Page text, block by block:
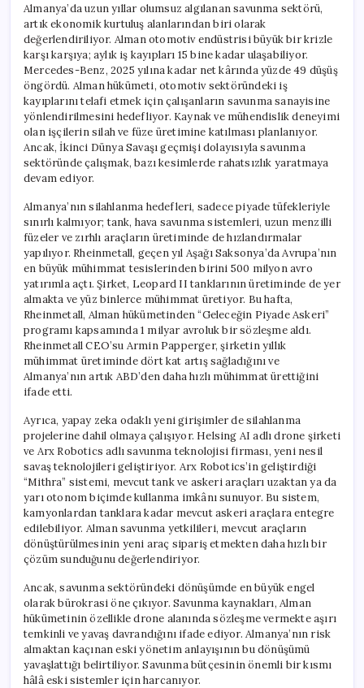
Almanya’da uzun yıllar olumsuz algılanan savunma sektörü,
artık ekonomik kurtuluş alanlarından biri olarak
değerlendiriliyor. Alman otomotiv endüstrisi büyük bir krizle
karşı karşıya; aylık iş kayıpları 15 bine kadar ulaşabiliyor.
Mercedes-Benz, 2025 yılına kadar net kârında yüzde 49 düşüş
öngördü. Alman hükümeti, otomotiv sektöründeki iş
kayıplarını telafi etmek için çalışanların savunma sanayisine
yönlendirilmesini hedefliyor. Kaynak ve mühendislik deneyimi
olan işçilerin silah ve füze üretimine katılması planlanıyor.
Ancak, İkinci Dünya Savaşı geçmişi dolayısıyla savunma
sektöründe çalışmak, bazı kesimlerde rahatsızlık yaratmaya
devam ediyor.
Almanya’nın silahlanma hedefleri, sadece piyade tüfekleriyle
sınırlı kalmıyor; tank, hava savunma sistemleri, uzun menzilli
füzeler ve zırhlı araçların üretiminde de hızlandırmalar
yapılıyor. Rheinmetall, geçen yıl Aşağı Saksonya’da Avrupa’nın
en büyük mühimmat tesislerinden birini 500 milyon avro
yatırımla açtı. Şirket, Leopard II tanklarının üretiminde de yer
almakta ve yüz binlerce mühimmat üretiyor. Bu hafta,
Rheinmetall, Alman hükümetinden “Geleceğin Piyade Askeri”
programı kapsamında 1 milyar avroluk bir sözleşme aldı.
Rheinmetall CEO’su Armin Papperger, şirketin yıllık
mühimmat üretiminde dört kat artış sağladığını ve
Almanya’nın artık ABD’den daha hızlı mühimmat ürettiğini
ifade etti.
Ayrıca, yapay zeka odaklı yeni girişimler de silahlanma
projelerine dahil olmaya çalışıyor. Helsing AI adlı drone şirketi
ve Arx Robotics adlı savunma teknolojisi firması, yeni nesil
savaş teknolojileri geliştiriyor. Arx Robotics’in geliştirdiği
“Mithra” sistemi, mevcut tank ve askeri araçları uzaktan ya da
yarı otonom biçimde kullanma imkânı sunuyor. Bu sistem,
kamyonlardan tanklara kadar mevcut askeri araçlara entegre
edilebiliyor. Alman savunma yetkilileri, mevcut araçların
dönüştürülmesinin yeni araç sipariş etmekten daha hızlı bir
çözüm sunduğunu değerlendiriyor.
Ancak, savunma sektöründeki dönüşümde en büyük engel
olarak bürokrasi öne çıkıyor. Savunma kaynakları, Alman
hükümetinin özellikle drone alanında sözleşme vermekte aşırı
temkinli ve yavaş davrandığını ifade ediyor. Almanya’nın risk
almaktan kaçınan eski yönetim anlayışının bu dönüşümü
yavaşlattığı belirtiliyor. Savunma bütçesinin önemli bir kısmı
hâlâ eski sistemler için harcanıyor.